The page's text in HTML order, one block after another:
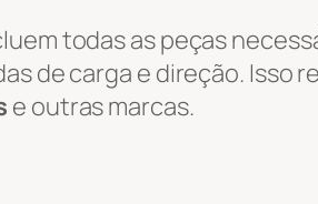
todas as peças
de carga e direção. Isso
e outras marcas.